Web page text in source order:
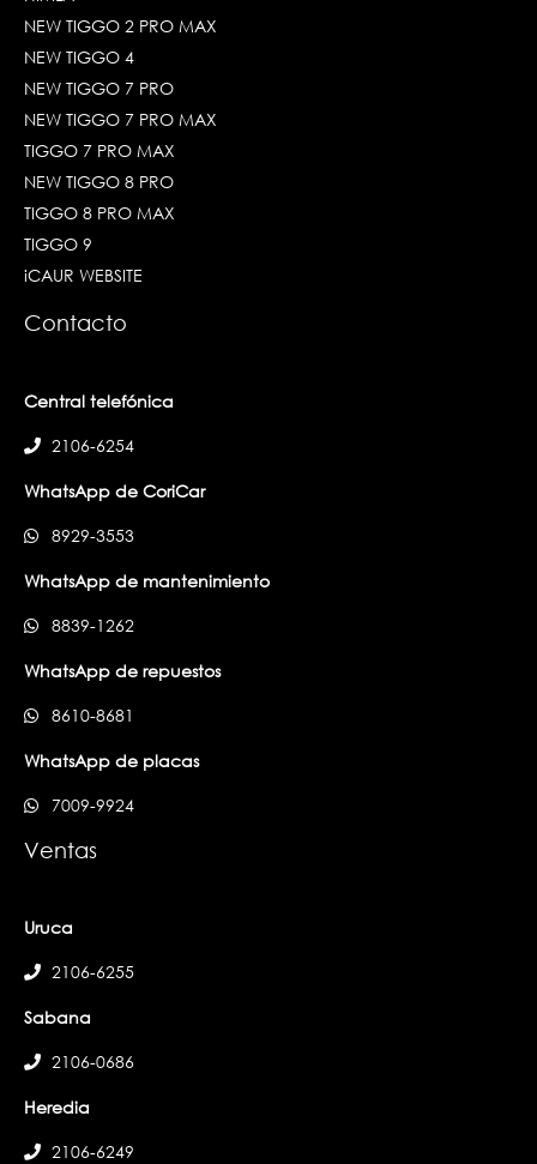
NEW TIGGO 2 PRO MAX
NEW TIGGO 4
NEW TIGGO 7 PRO
NEW TIGGO 7 PRO MAX
TIGGO 7 PRO MAX
NEW TIGGO 8 PRO
TIGGO 8 PRO MAX
TIGGO 9
iCAUR WEBSITE
Contacto
Central telefónica
2106-6254
WhatsApp de CoriCar
8929-3553
WhatsApp de mantenimiento
8839-1262
WhatsApp de repuestos
8610-8681
WhatsApp de placas
7009-9924
Ventas
Uruca
2106-6255
Sabana
2106-0686
Heredia
2106-6249